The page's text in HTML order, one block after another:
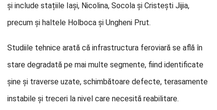
și include stațiile Iași, Nicolina, Socola și Cristești Jijia,
precum și haltele Holboca și Ungheni Prut.
Studiile tehnice arată că infrastructura feroviară se află în
stare degradată pe mai multe segmente, fiind identificate
șine și traverse uzate, schimbătoare defecte, terasamente
instabile și treceri la nivel care necesită reabilitare.